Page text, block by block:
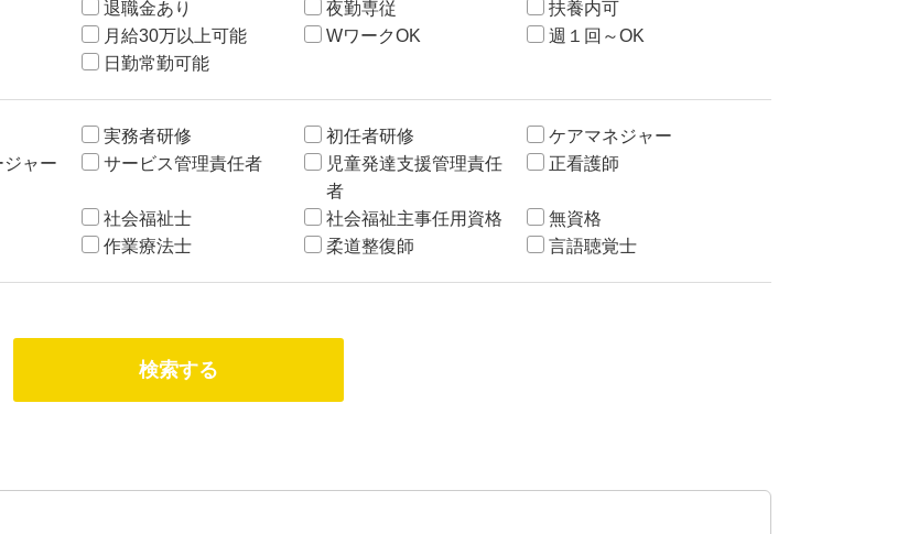
退職金あり 夜勤専従
扶養内可
月給30万以上可能 WワークOK
週１回～OK
日勤常勤可能
実務者研修 初任者研修
ケアマネジャー
ジャー
サービス管理責任者
児童発達支援管理責任
者
正看護師
社会福祉士 社会福祉主事任用資格
無資格
作業療法士 柔道整復師 言語聴覚士